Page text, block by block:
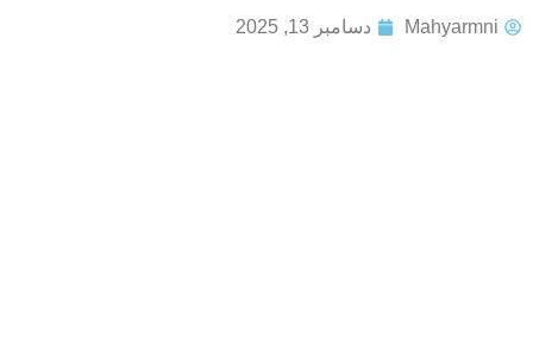
Mahyarmni دسامبر 13, 2025